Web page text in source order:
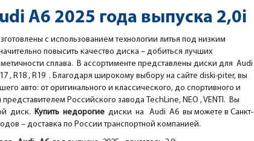
A6 2025 года выпуска 2,0i
с использованием технологии литья под низким
повысить качество диска – добиться лучших
сплава. В ассортименте представлены диски для Audi
, R18 , R19 . Благодаря широкому выбору на сайте diski-piter, вы
авто: от оригинального и классического, до спортивного и
Российского завода TechLine, NEO , VENTI. Вы
диск. Купить недорогие диски на Audi A6 вы можете в Санкт-
– доставка по России транспортной компанией.